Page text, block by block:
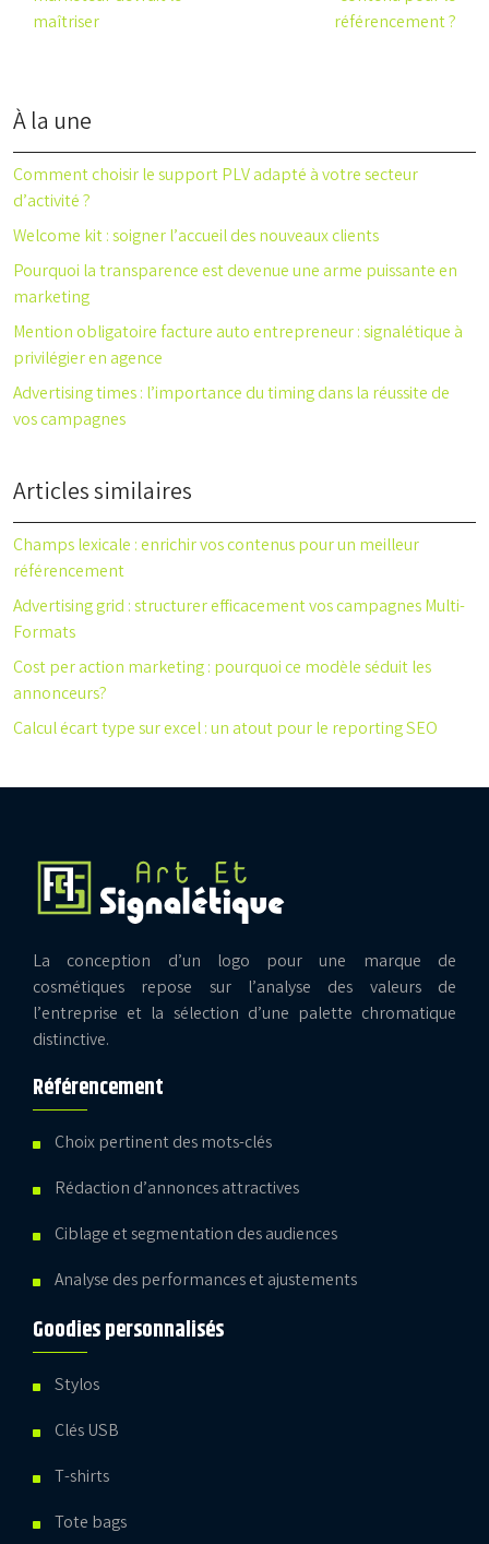
maîtriser
référencement ?
À la une
Comment choisir le support PLV adapté à votre secteur
d’activité ?
Welcome kit : soigner l’accueil des nouveaux clients
Pourquoi la transparence est devenue une arme puissante en
marketing
Mention obligatoire facture auto entrepreneur : signalétique à
privilégier en agence
Advertising times : l’importance du timing dans la réussite de
vos campagnes
Articles similaires
Champs lexicale : enrichir vos contenus pour un meilleur
référencement
Advertising grid : structurer efficacement vos campagnes Multi-
Formats
Cost per action marketing : pourquoi ce modèle séduit les
annonceurs?
Calcul écart type sur excel : un atout pour le reporting SEO
La conception d’un logo pour une marque de
cosmétiques repose sur l’analyse des valeurs de
l’entreprise et la sélection d’une palette chromatique
distinctive.
Référencement
Choix pertinent des mots-clés
Rédaction d’annonces attractives
Ciblage et segmentation des audiences
Analyse des performances et ajustements
Goodies personnalisés
Stylos
Clés USB
T-shirts
Tote bags